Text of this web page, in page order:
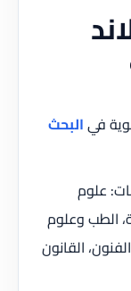
فيالبحث
علوم
الطب وعلوم
القانون